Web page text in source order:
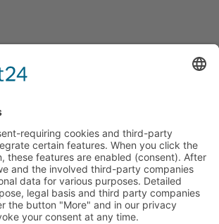
ASD GmbH
Straße 17
Ankum